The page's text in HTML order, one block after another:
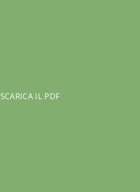
SCARICA IL PDF